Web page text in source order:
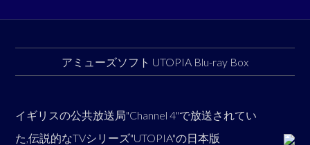
アミューズソフト UTOPIA Blu-ray Box
イギリスの公共放送局"Channel 4"で放送されてい
た,伝説的なTVシリーズ"UTOPIA"の日本版